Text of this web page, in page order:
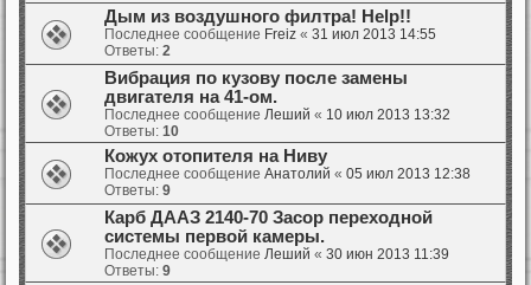
Дым из воздушного филтра! Help!!
Последнее сообщение Freiz « 31 июл 2013 14:55
Ответы: 2
Вибрация по кузову после замены
двигателя на 41-ом.
Последнее сообщение Леший « 10 июл 2013 13:32
Ответы: 10
Кожух отопителя на Ниву
Последнее сообщение Анатолий « 05 июл 2013 12:38
Ответы: 9
Карб ДААЗ 2140-70 Засор переходной
системы первой камеры.
Последнее сообщение Леший « 30 июн 2013 11:39
Ответы: 9